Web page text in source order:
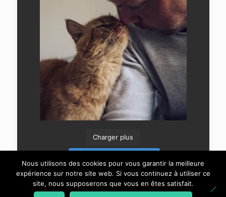
Charger plus
Nous utilisons des cookies pour vous garantir la meilleure
expérience sur notre site web. Si vous continuez à utiliser ce
site, nous supposerons que vous en êtes satisfait.